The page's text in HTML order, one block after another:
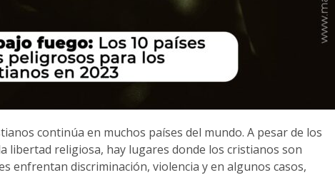
continúa en muchos países del mundo. A pesar de los
libertad religiosa, hay lugares donde los cristianos son
enfrentan discriminación, violencia y en algunos casos,